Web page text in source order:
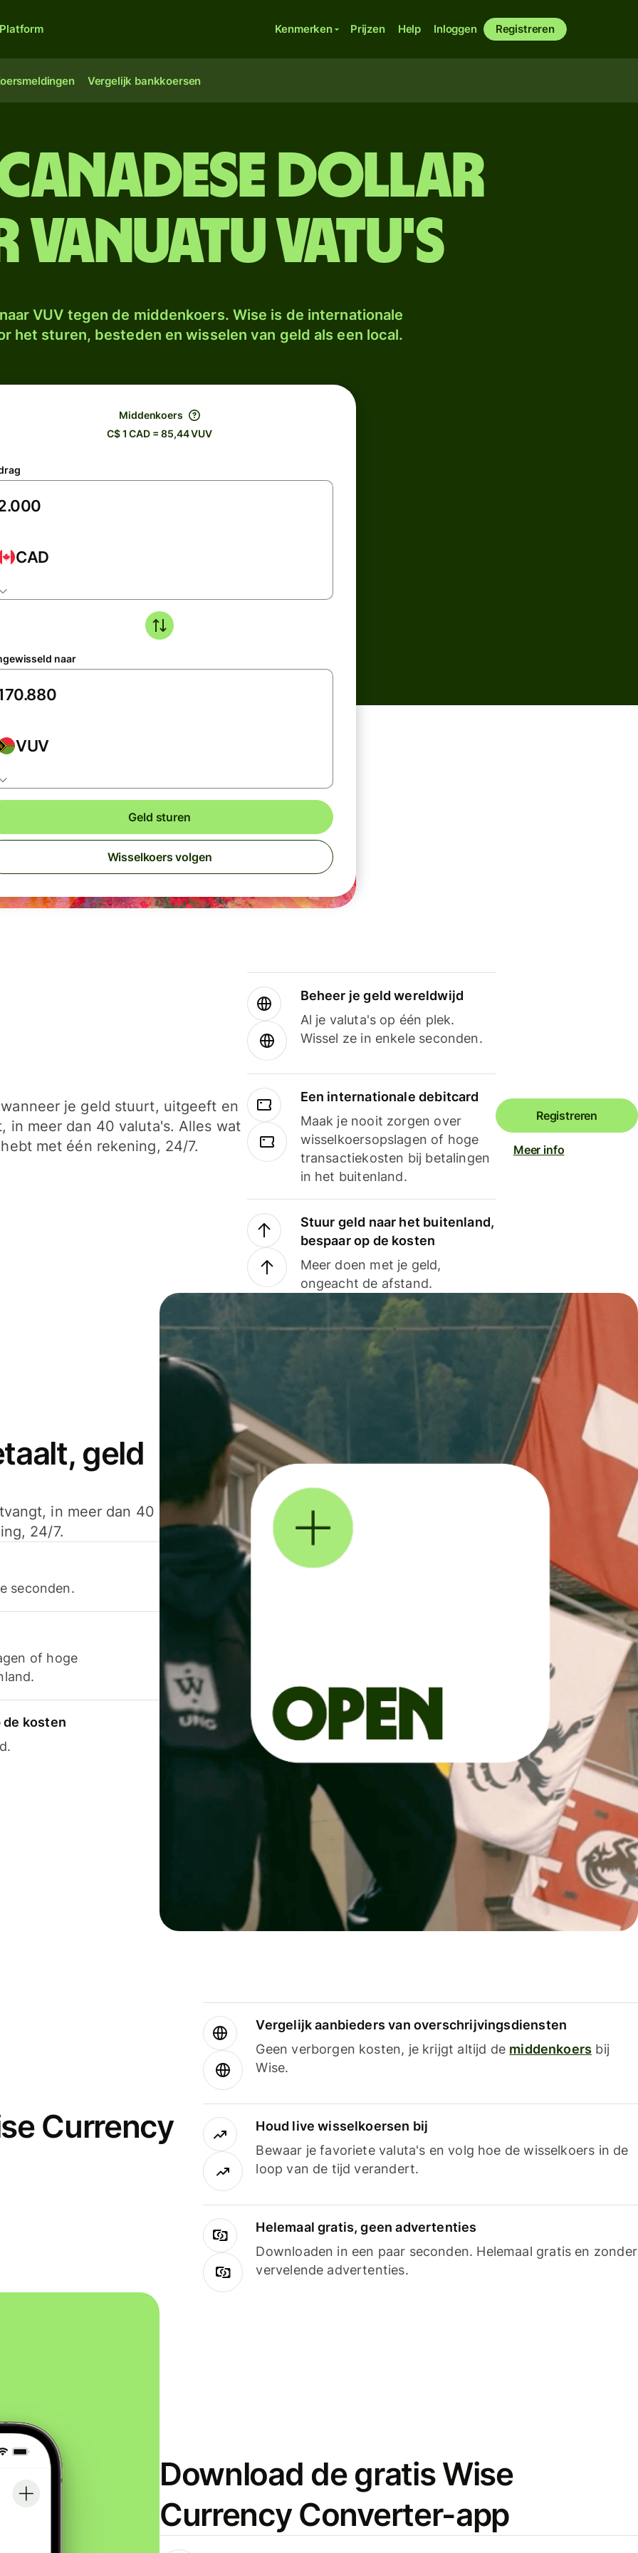
Platform Kenmerken Prijzen Help Inloggen Registreren
Vergelijk bankkoersen
dollar
Vanuatu vatu's
VUV tegen de middenkoers. Wise is de internationale
het sturen, besteden en wisselen van geld als een local.
Middenkoers
C$ 1 CAD = 85,44 VUV
CAD
naar
VUV
Geld sturen
Wisselkoers volgen
je geld stuurt, uitgeeft en
in meer dan 40 valuta's. Alles wat
met één rekening, 24/7.
Beheer je geld wereldwijd
Al je valuta's op één plek.
Wissel ze in enkele seconden.
Een internationale debitcard
Maak je nooit zorgen over
wisselkoersopslagen of hoge
transactiekosten bij betalingen
in het buitenland.
Stuur geld naar het buitenland,
bespaar op de kosten
Meer doen met je geld,
ongeacht de afstand.
Registreren
Meer info
geld
in meer dan 40
24/7.
seconden.
of hoge
de kosten
Currency
Vergelijk aanbieders van overschrijvingsdiensten
Geen verborgen kosten, je krijgt altijd de middenkoers bij
Wise.
Houd live wisselkoersen bij
Bewaar je favoriete valuta's en volg hoe de wisselkoers in de
loop van de tijd verandert.
Helemaal gratis, geen advertenties
Downloaden in een paar seconden. Helemaal gratis en zonder
vervelende advertenties.
Download de gratis Wise
Currency Converter-app